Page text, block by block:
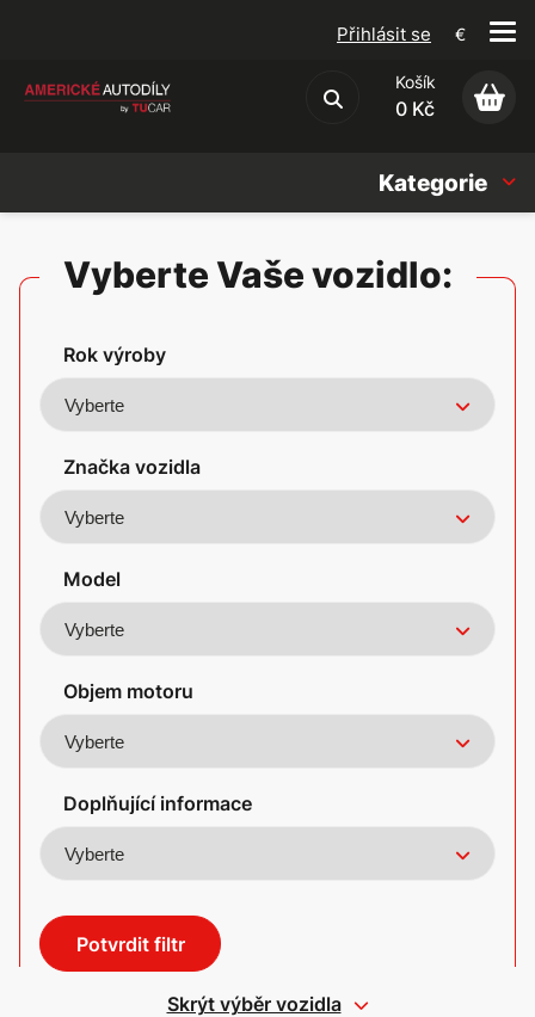
Obchodní podmínky
Přihlásit se €
Košík
0 Kč
Kategorie
Americké vozy
Vyberte Vaše vozidlo:
Rok výroby
Značka vozidla
Model
Objem motoru
Doplňující informace
Potvrdit filtr
Skrýt výběr vozidla